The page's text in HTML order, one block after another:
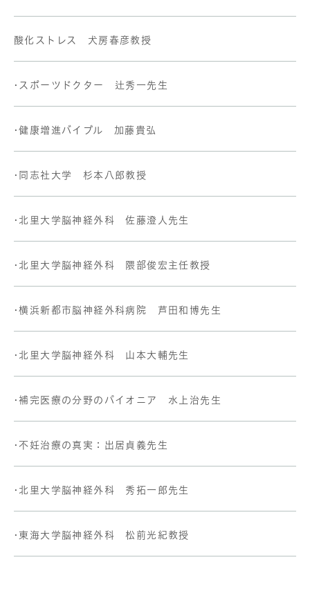
酸化ストレス 犬房春彦教授
•スポーツドクター 辻秀一先生
•健康増進バイブル 加藤貴弘
•同志社大学 杉本八郎教授
•北里大学脳神経外科 佐藤澄人先生
•北里大学脳神経外科 隈部俊宏主任教授
•横浜新都市脳神経外科病院 芦田和博先生
•北里大学脳神経外科 山本大輔先生
•補完医療の分野のパイオニア 水上治先生
•不妊治療の真実：出居貞義先生
•北里大学脳神経外科 秀拓一郎先生
•東海大学脳神経外科 松前光紀教授